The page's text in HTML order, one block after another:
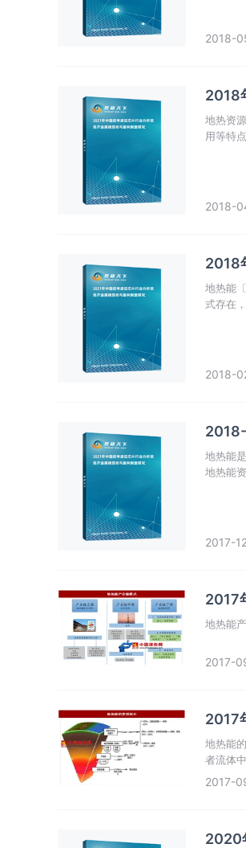
2018-
2018
地热资
用等特
2018-
2018
地热能
式存在
2018-
地热能
地热能
2017-
2017
2017-
2017
地热能
者流体
2017-
2020